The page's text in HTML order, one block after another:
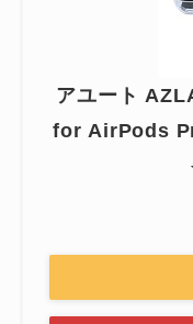
アユート
for AirPods